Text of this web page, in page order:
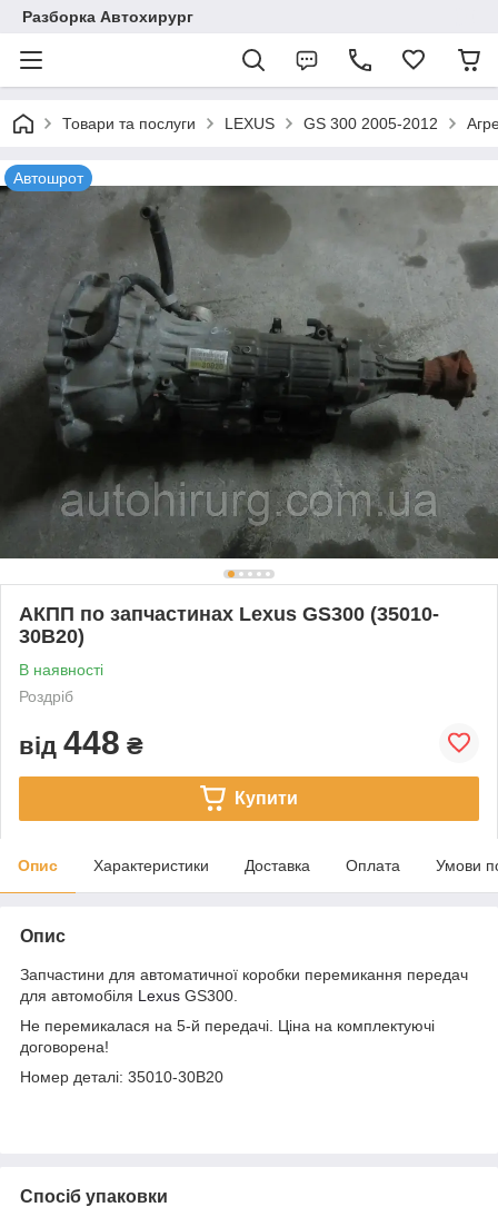
Разборка Автохирург
Товари та послуги LEXUS GS 300 2005-2012
Автошрот
АКПП по запчастинах Lexus GS300 (35010-
30B20)
В наявності
Роздріб
від 448 ₴
Купити
Опис Характеристики Доставка Оплата Умови
Опис
Запчастини для автоматичної коробки перемикання передач
для автомобіля Lexus GS300.
Не перемикалася на 5-й передачі. Ціна на комплектуючі
договорена!
Номер деталі: 35010-30B20
Спосіб упаковки